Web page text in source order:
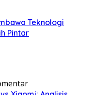
Teknologi
Pintar